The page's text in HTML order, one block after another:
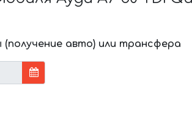
авто) или трансфера